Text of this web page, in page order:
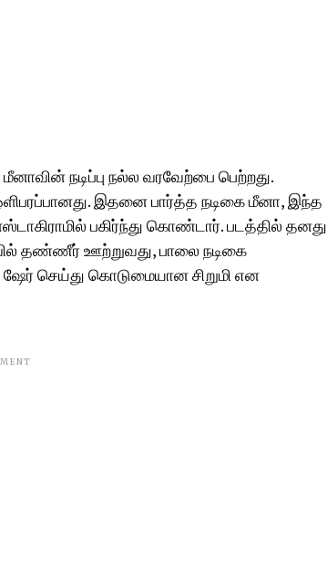
நடிப்பு நல்ல வரவேற்பை பெற்றது.
இதனை பார்த்த நடிகை மீனா, இந்த
பகிர்ந்து கொண்டார். படத்தில் தனது
தண்ணீர் ஊற்றுவது, பாலை நடிகை
செய்து கொடுமையான சிறுமி என